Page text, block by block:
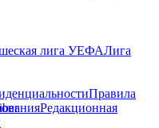
лига УЕФАЛига
Правила
Редакционная